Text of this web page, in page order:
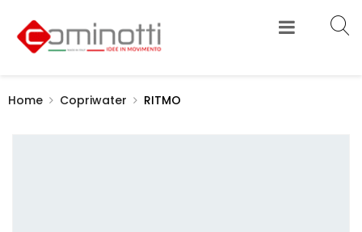
Home Copriwater RITMO